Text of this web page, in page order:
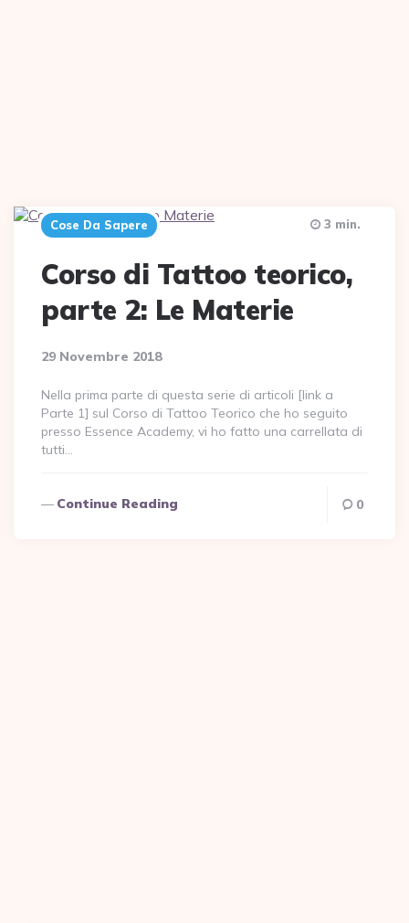
Cose Da Sapere
Corso di Tattoo teorico,
parte 2: Le Materie
29 Novembre 2018
3 min.
Nella prima parte di questa serie di articoli [link a
Parte 1] sul Corso di Tattoo Teorico che ho seguito
presso Essence Academy, vi ho fatto una carrellata di
tutti…
Continue Reading 0